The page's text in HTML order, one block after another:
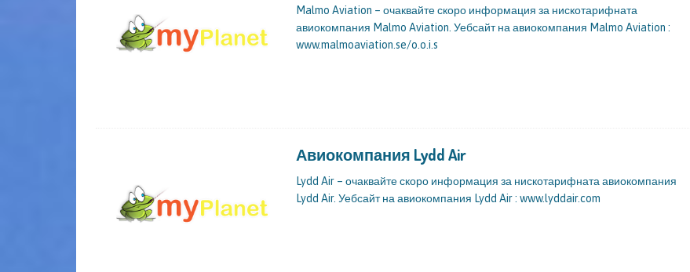
Malmo Aviation – очаквайте скоро информация за нискотарифната
авиокомпания Malmo Aviation. Уебсайт на авиокомпания Malmo Aviation :
www.malmoaviation.se/o.o.i.s
Авиокомпания Lydd Air
Lydd Air – очаквайте скоро информация за нискотарифната авиокомпания
Lydd Air. Уебсайт на авиокомпания Lydd Air : www.lyddair.com